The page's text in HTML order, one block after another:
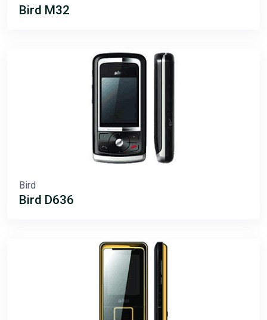
Bird M32
Bird
Bird D636